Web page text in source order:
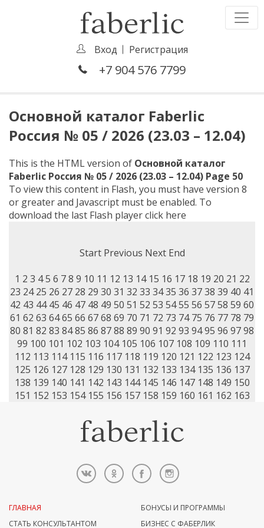
Вход Регистрация
+7 904 576 7799
Основной каталог Faberlic
Россия № 05 / 2026 (23.03 – 12.04)
This is the HTML version of Основной каталог
Faberlic Россия № 05 / 2026 (23.03 – 12.04) Page 50
To view this content in Flash, you must have version 8
or greater and Javascript must be enabled. To
download the last Flash playerclick here
Start Previous Next End
1 2 3 4 5 6 7 8 9 10 11 12 13 14 15 16 17 18 19 20 21 22
23 24 25 26 27 28 29 30 31 32 33 3435 36 3738 39 40 41
42 43 44 45 46 47 48 49 50 51 52 53 5455 56 5758 59 60
61 62 63 6465 66 6768 69 70 71 72 73 74 75 76 77 78 79
80 81 82 83 8485 86 8788 89 90 91 92 93 9495 96 9798
99 100 101 102 103 104 105 106 107 108 109 110 111
112 113 114 115 116 117 118 119 120 121 122 123 124
125 126 127 128 129 130 131 132 133 134 135 136 137
138 139 140 141 142 143 144 145 146 147 148 149 150
151 152 153 154 155 156 157 158 159 160 161 162 163
ГЛАВНАЯ
СТАТЬ КОНСУЛЬТАНТОМ
БОНУСЫ И ПРОГРАММЫ
БИЗНЕС С ФАБЕРЛИК